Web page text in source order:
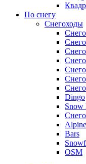
По снегу
Снегоходы
Dingo
Snow
Alpine
Bars
OSM